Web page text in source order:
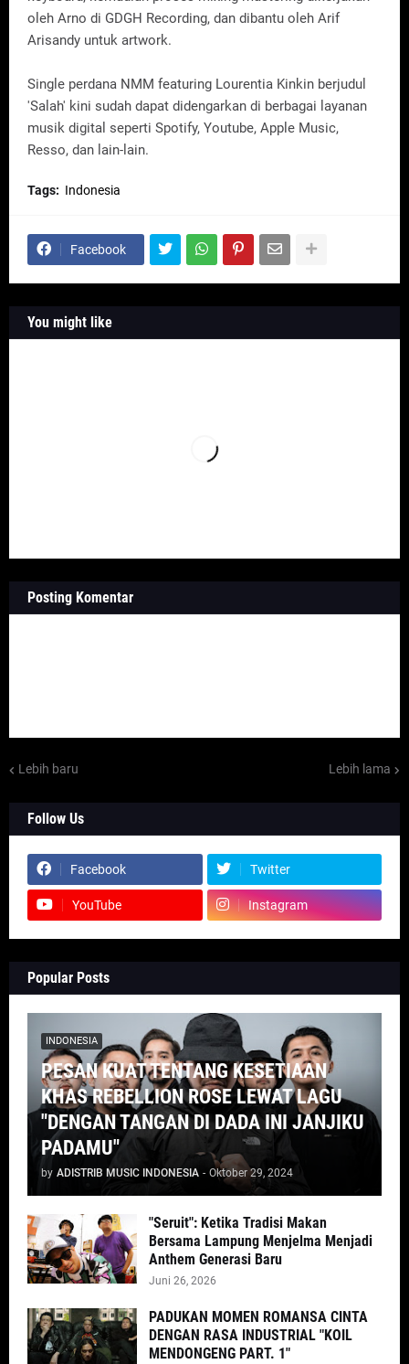
oleh Arno di GDGH Recording, dan dibantu oleh Arif
Arisandy untuk artwork.
Single perdana NMM featuring Lourentia Kinkin berjudul
'Salah' kini sudah dapat didengarkan di berbagai layanan
musik digital seperti Spotify, Youtube, Apple Music,
Resso, dan lain-lain.
Tags: Indonesia
Facebook
You might like
Posting Komentar
Lebih baru Lebih lama
Follow Us
Facebook Twitter
YouTube Instagram
Popular Posts
INDONESIA
PESAN KUAT TENTANG KESETIAAN
KHAS REBELLION ROSE LEWAT LAGU
"DENGAN TANGAN DI DADA INI JANJIKU
PADAMU"
by ADISTRIB MUSIC INDONESIA - Oktober 29, 2024
"Seruit": Ketika Tradisi Makan
Bersama Lampung Menjelma Menjadi
Anthem Generasi Baru
Juni 26, 2026
PADUKAN MOMEN ROMANSA CINTA
DENGAN RASA INDUSTRIAL "KOIL
MENDONGENG PART. 1"